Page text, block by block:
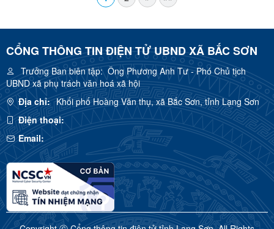
CỔNG THÔNG TIN ĐIỆN TỬ UBND XÃ BẮC SƠN
Trưởng Ban biên tập:Ông Phương Anh Tư - Phó Chủ tịch
UBND xã phụ trách văn hoá xã hội
Địa chỉ: Khối phố Hoàng Văn thụ, xã Bắc Sơn, tỉnh Lạng Sơn
Điện thoại:
Email: